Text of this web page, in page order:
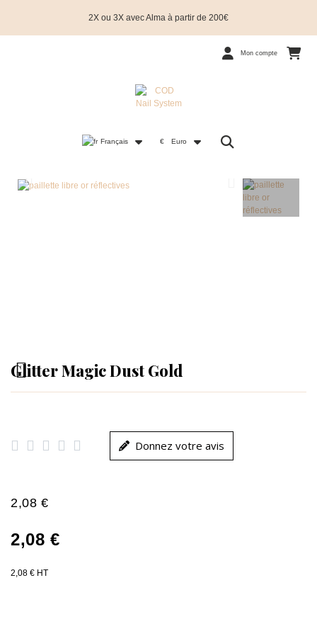
2X ou 3X avec Alma à partir de 200€
Mon compte
Français € Euro
Glitter Magic Dust Gold
     Donnez votre avis
2,08 €
2,08 €
2,08 € HT